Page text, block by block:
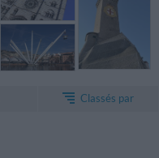
Classés par